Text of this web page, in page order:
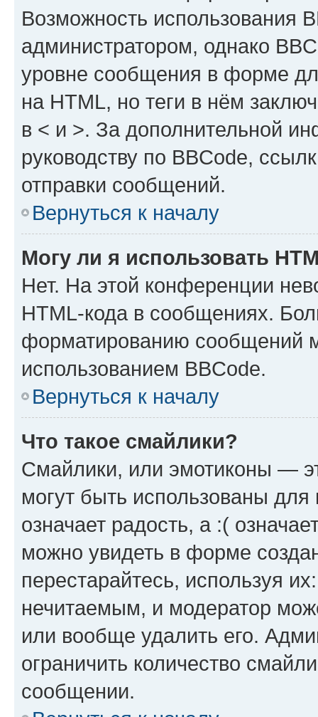
Возможность использования
администратором, однако
уровне сообщения в форме
на HTML, но теги в нём
в < и >. За дополнительной
руководству по BBCode,
отправки сообщений.
Вернуться к началу
Могу ли я использовать
Нет. На этой конференции
HTML-кода в сообщениях.
форматированию сообщений
использованием BBCode.
Вернуться к началу
Что такое смайлики?
Смайлики, или эмотиконы —
могут быть использованы
означает радость, а :(
можно увидеть в форме
перестарайтесь, используя
нечитаемым, и модератор
или вообще удалить его.
ограничить количество
сообщении.